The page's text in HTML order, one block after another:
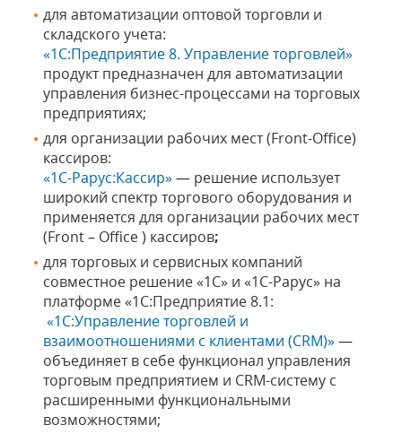
для автоматизации оптовой торговли и
складского учета:
«1С:Предприятие 8. Управление торговлей»
продукт предназначен для автоматизации
управления бизнес-процессами на торговых
предприятиях;
для организации рабочих мест (Front-Office)
кассиров:
«1С-Рарус:Кассир» — решение использует
широкий спектр торгового оборудования и
применяется для организации рабочих мест
(Front – Office ) кассиров;
для торговых и сервисных компаний
совместное решение «1С» и «1С-Рарус» на
платформе «1С:Предприятие 8.1:
«1С:Управление торговлей и
взаимоотношениями с клиентами (CRM)» —
объединяет в себе функционал управления
торговым предприятием и CRM-систему с
расширенными функциональными
возможностями;